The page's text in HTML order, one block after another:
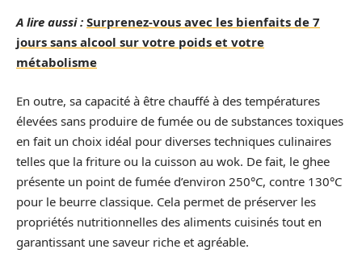
A lire aussi : Surprenez-vous avec les bienfaits de 7
jours sans alcool sur votre poids et votre
métabolisme
En outre, sa capacité à être chauffé à des températures
élevées sans produire de fumée ou de substances toxiques
en fait un choix idéal pour diverses techniques culinaires
telles que la friture ou la cuisson au wok. De fait, le ghee
présente un point de fumée d’environ 250°C, contre 130°C
pour le beurre classique. Cela permet de préserver les
propriétés nutritionnelles des aliments cuisinés tout en
garantissant une saveur riche et agréable.